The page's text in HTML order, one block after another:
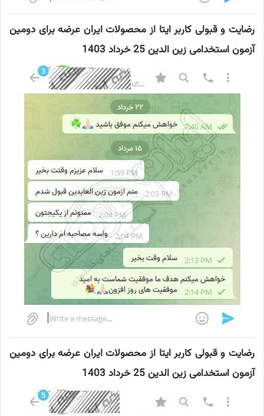
رضایت و قبولی کاربر ایتا از محصولات ایران عرضه برای دومین
آزمون استخدامی زین الدین 25 خرداد 1403
رضایت و قبولی کاربر ایتا از محصولات ایران عرضه برای دومین
آزمون استخدامی زین الدین 25 خرداد 1403